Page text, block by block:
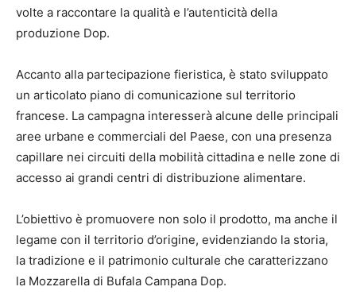
volte a raccontare la qualità e l’autenticità della
produzione Dop.
Accanto alla partecipazione fieristica, è stato sviluppato
un articolato piano di comunicazione sul territorio
francese. La campagna interesserà alcune delle principali
aree urbane e commerciali del Paese, con una presenza
capillare nei circuiti della mobilità cittadina e nelle zone di
accesso ai grandi centri di distribuzione alimentare.
L’obiettivo è promuovere non solo il prodotto, ma anche il
legame con il territorio d’origine, evidenziando la storia,
la tradizione e il patrimonio culturale che caratterizzano
la Mozzarella di Bufala Campana Dop.